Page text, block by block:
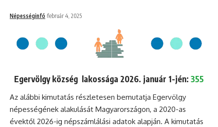
Népességinfó február 4, 2025
Egervölgy község lakossága 2026. január 1-jén: 355
Az alábbi kimutatás részletesen bemutatja Egervölgy
népességének alakulását Magyarországon, a 2020-as
évektől 2026-ig népszámlálási adatok alapján. A kimutatás